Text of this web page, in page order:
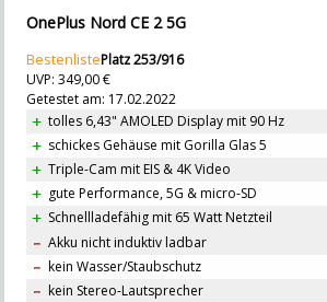
OnePlus Nord CE 2 5G
BestenlistePlatz 253/916
UVP: 349,00 €
Getestet am: 17.02.2022
tolles 6,43" AMOLED Display mit 90 Hz
schickes Gehäuse mit Gorilla Glas 5
Triple-Cam mit EIS & 4K Video
gute Performance, 5G & micro-SD
Schnellladefähig mit 65 Watt Netzteil
Akku nicht induktiv ladbar
kein Wasser/Staubschutz
kein Stereo-Lautsprecher